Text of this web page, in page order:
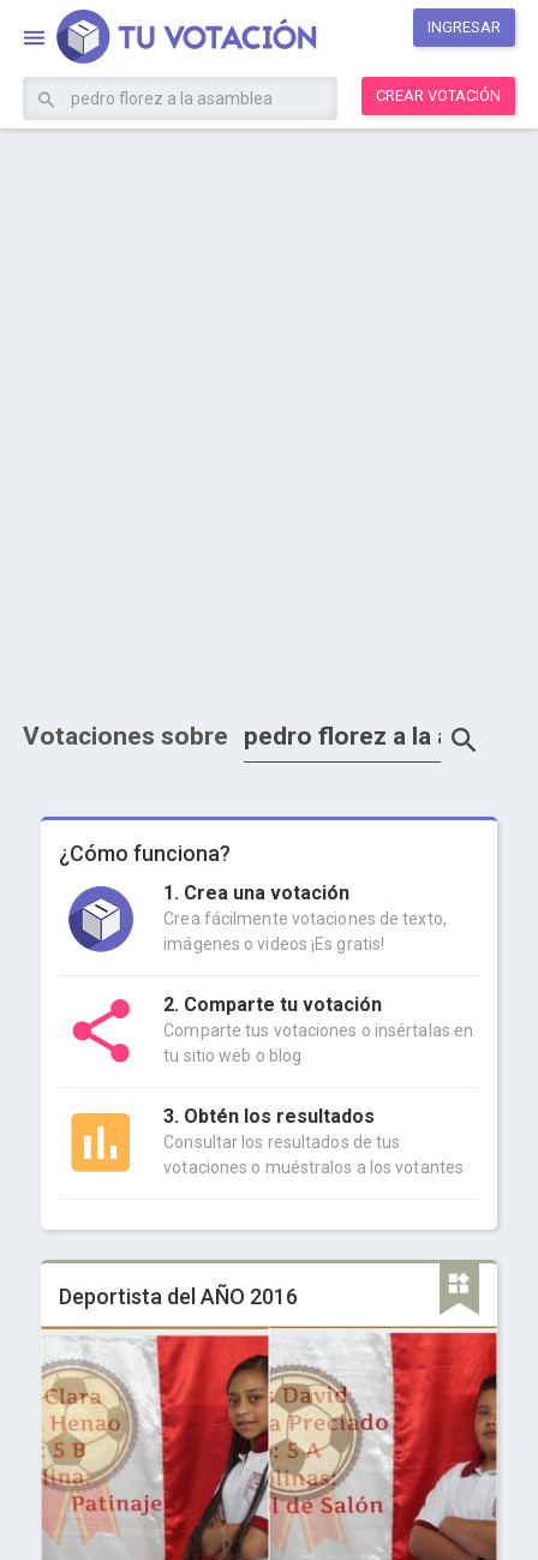
INGRESAR
CREAR VOTACIÓN
Votaciones sobre
¿Cómo funciona?
1. Crea una votación
Crea fácilmente votaciones de texto,
imágenes o videos ¡Es gratis!
2. Comparte tu votación
Comparte tus votaciones o insértalas en
tu sitio web o blog
3. Obtén los resultados
Consultar los resultados de tus
votaciones o muéstralos a los votantes
Deportista del AÑO 2016